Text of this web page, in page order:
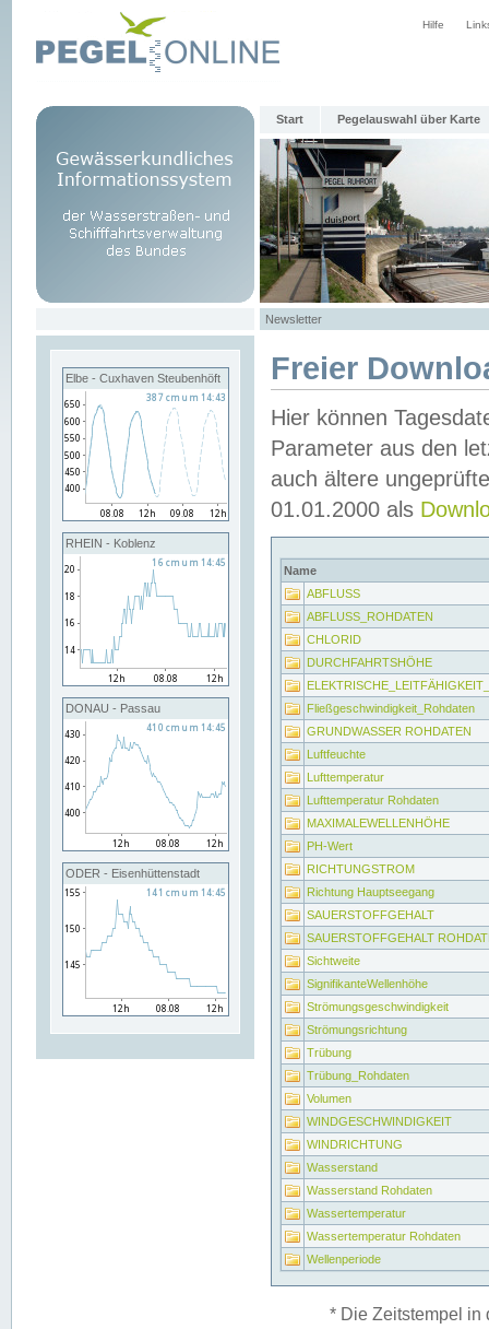
Hilfe
Start Pegelauswahl über Karte
Newsletter
Elbe - Cuxhaven Steubenhöft
RHEIN - Koblenz
DONAU - Passau
ODER - Eisenhüttenstadt
Freier
Hier können
Parameter aus den
auch ältere
01.01.2000 als
Name
ABFLUSS
ABFLUSS_ROHDATEN
CHLORID
DURCHFAHRTSHÖHE
Fließgeschwindigkeit_Rohdaten
GRUNDWASSER ROHDATEN
Luftfeuchte
Lufttemperatur
Lufttemperatur Rohdaten
MAXIMALEWELLENHÖHE
PH-Wert
RICHTUNGSTROM
Richtung Hauptseegang
SAUERSTOFFGEHALT
SAUERSTOFFGEHALT
Sichtweite
SignifikanteWellenhöhe
Strömungsgeschwindigkeit
Strömungsrichtung
Trübung
Trübung_Rohdaten
Volumen
WINDGESCHWINDIGKEIT
WINDRICHTUNG
Wasserstand
Wasserstand Rohdaten
Wassertemperatur
Wassertemperatur Rohdaten
Wellenperiode
* Die Zeitstempel in